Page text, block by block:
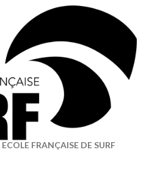
ECOLE FRANÇAISE DE SURF